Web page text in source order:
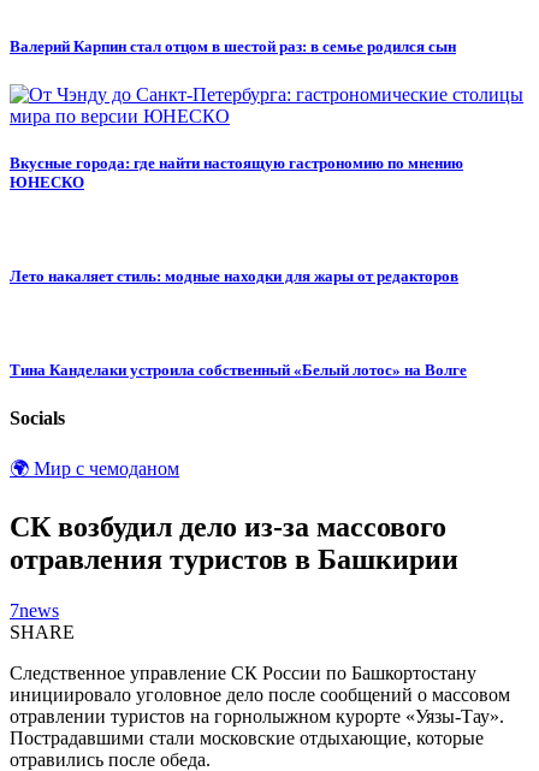
Валерий Карпин стал отцом в шестой раз: в семье родился сын
Вкусные города: где найти настоящую гастрономию по мнению
ЮНЕСКО
Лето накаляет стиль: модные находки для жары от редакторов
Тина Канделаки устроила собственный «Белый лотос» на Волге
Socials
🌍 Мир с чемоданом
СК возбудил дело из-за массового
отравления туристов в Башкирии
7news
SHARE
Следственное управление СК России по Башкортостану
инициировало уголовное дело после сообщений о массовом
отравлении туристов на горнолыжном курорте «Уязы-Тау».
Пострадавшими стали московские отдыхающие, которые
отравились после обеда.